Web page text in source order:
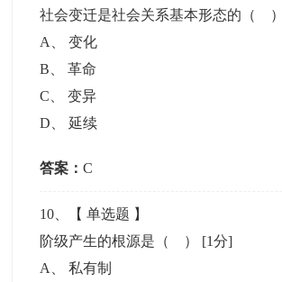
社会变迁是社会关系基本形态的（ ）
A
、变化
B 、革命
C 、变异
D 、延续
答案：C
10 、【单选题 】
阶级产生的根源是（ ） [1分]
A
、私有制